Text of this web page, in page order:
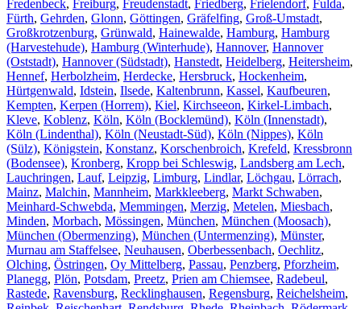
Fredenbeck, Freiburg, Freudenstadt, Friedberg, Frielendorf, Fulda,
Fürth, Gehrden, Glonn, Göttingen, Gräfelfing, Groß-Umstadt,
Großkrotzenburg, Grünwald, Hainewalde, Hamburg, Hamburg
(Harvestehude), Hamburg (Winterhude), Hannover, Hannover
(Oststadt), Hannover (Südstadt), Hanstedt, Heidelberg, Heitersheim,
Hennef, Herbolzheim, Herdecke, Hersbruck, Hockenheim,
Hürtgenwald, Idstein, Ilsede, Kaltenbrunn, Kassel, Kaufbeuren,
Kempten, Kerpen (Horrem), Kiel, Kirchseeon, Kirkel-Limbach,
Kleve, Koblenz, Köln, Köln (Bocklemünd), Köln (Innenstadt),
Köln (Lindenthal), Köln (Neustadt-Süd), Köln (Nippes), Köln
(Sülz), Königstein, Konstanz, Korschenbroich, Krefeld, Kressbronn
(Bodensee), Kronberg, Kropp bei Schleswig, Landsberg am Lech,
Lauchringen, Lauf, Leipzig, Limburg, Lindlar, Löchgau, Lörrach,
Mainz, Malchin, Mannheim, Markkleeberg, Markt Schwaben,
Meinhard-Schwebda, Memmingen, Merzig, Metelen, Miesbach,
Minden, Morbach, Mössingen, München, München (Moosach),
München (Obermenzing), München (Untermenzing), Münster,
Murnau am Staffelsee, Neuhausen, Oberbessenbach, Oechlitz,
Olching, Östringen, Oy Mittelberg, Passau, Penzberg, Pforzheim,
Planegg, Plön, Potsdam, Preetz, Prien am Chiemsee, Radebeul,
Rastede, Ravensburg, Recklinghausen, Regensburg, Reichelsheim,